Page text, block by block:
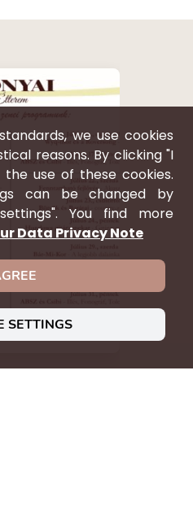
we use cookies
reasons. By clicking "I
use of these cookies.
can be changed by
You find more
Data Privacy Note
SETTINGS